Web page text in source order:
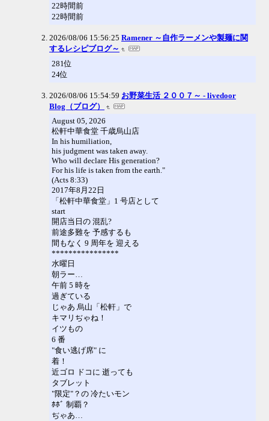
22時間前
22時間前
2026/08/06 15:56:25 Ramener ～自作ラーメンや製麺に関
するレシピブログ～
281位
24位
2026/08/06 15:54:59 お野菜生活 ２００７～ - livedoor
Blog（ブログ）
August 05, 2026
松軒中華食堂 千歳烏山店
In his humiliation,
his judgment was taken away.
Who will declare His generation?
For his life is taken from the earth."
(Acts 8:33)
2017年8月22日
「松軒中華食堂」1 号店として
start
開店当日の 混乱?
前途多難を 予感するも
間もなく 9 周年を 迎える
****************
水曜日
朝ラー…
午前 5 時を
過ぎている
じゃあ 烏山「松軒」で
キマリぢゃね！
イツもの
6 番
"食い逃げ席" に
着！
近ゴロ ドコに 逝っても
タブレット
"限定"？の 冷たいモン
ﾎﾎﾞ 制覇？
ぢゃあ…